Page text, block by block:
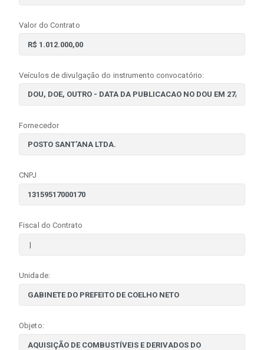
Valor do Contrato
Veículos de divulgação do instrumento convocatório:
Fornecedor
CNPJ
Fiscal do Contrato
Unidade:
Objeto: